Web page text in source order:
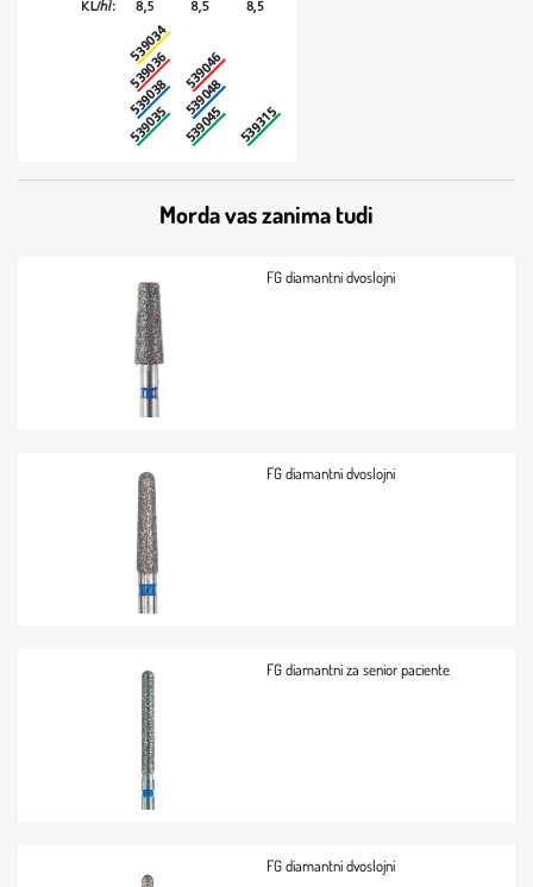
Morda vas zanima tudi
FG diamantni dvoslojni
FG diamantni dvoslojni
FG diamantni za senior paciente
FG diamantni dvoslojni